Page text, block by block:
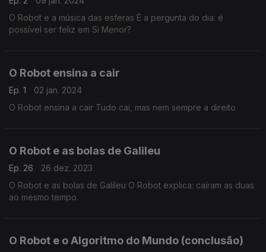
O Robot e a música das esferas É a pergunta do dia: é
possível ser feliz em Si Menor?
O Robot ensina a cair
Ep. 1
02 jan. 2024
O Robot ensina a cair Tudo cai, mas nem sempre a direito
O Robot e as bolas de Galileu
Ep. 26
26 dez. 2023
O Robot e as bolas de Galileu O Robot explica: caíram as duas
ao mesmo tempo.
O Robot e o Algoritmo do Mundo (conclusão)